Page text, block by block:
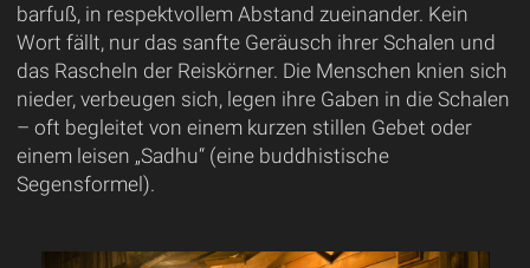
barfuß, in respektvollem Abstand zueinander. Kein
Wort fällt, nur das sanfte Geräusch ihrer Schalen und
das Rascheln der Reiskörner. Die Menschen knien sich
nieder, verbeugen sich, legen ihre Gaben in die Schalen
– oft begleitet von einem kurzen stillen Gebet oder
einem leisen „Sadhu“ (eine buddhistische
Segensformel).